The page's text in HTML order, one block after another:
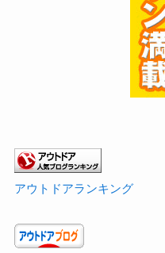
アウトドアランキング